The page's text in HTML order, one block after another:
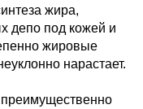
жира,
депо под кожей и
жировые
нарастает.
преимущественно